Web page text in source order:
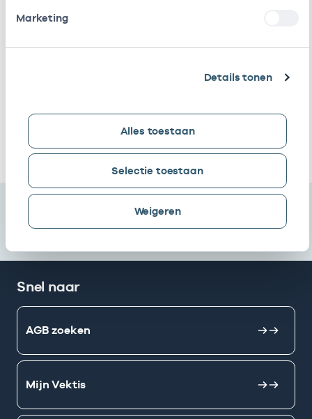
Marketing
Details tonen
Alles toestaan
Selectie toestaan
Weigeren
Ik heb een arbeidsrelatie met
Huisartsenpraktijk Bruinsel Eigenaar
Zuidoost B.v.
Vrijgevestigd
getekend)
Snel naar
AGB zoeken
Mijn Vektis